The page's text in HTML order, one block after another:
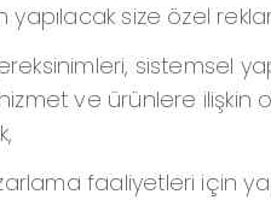
yapılacak size özel
sistemsel
ve ürünlere ilişkin
faaliyetleri için